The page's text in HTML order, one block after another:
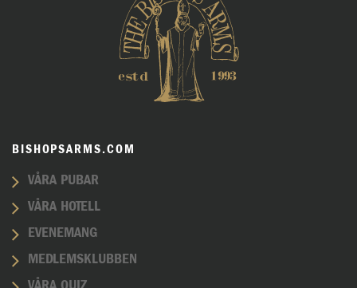
BISHOPSARMS.COM
VÅRA PUBAR
VÅRA HOTELL
EVENEMANG
MEDLEMSKLUBBEN